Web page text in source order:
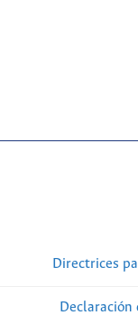
Directrices
Declaración